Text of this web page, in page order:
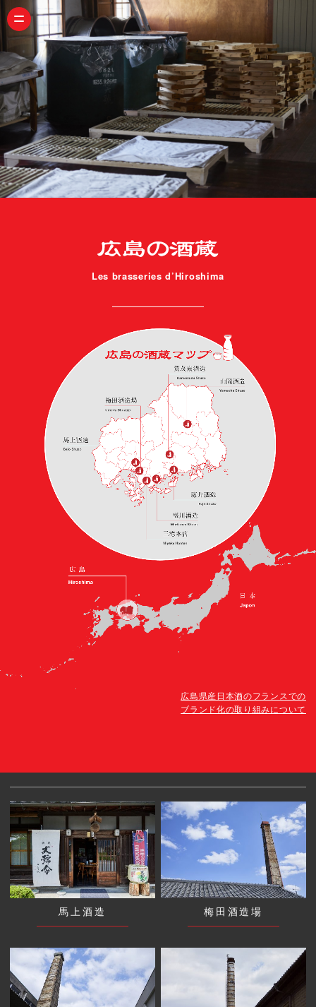
Les brasseries d’Hiroshima
広島県産日本酒のフランスでの
ブランド化の取り組みについて
馬上酒造 梅田酒造場